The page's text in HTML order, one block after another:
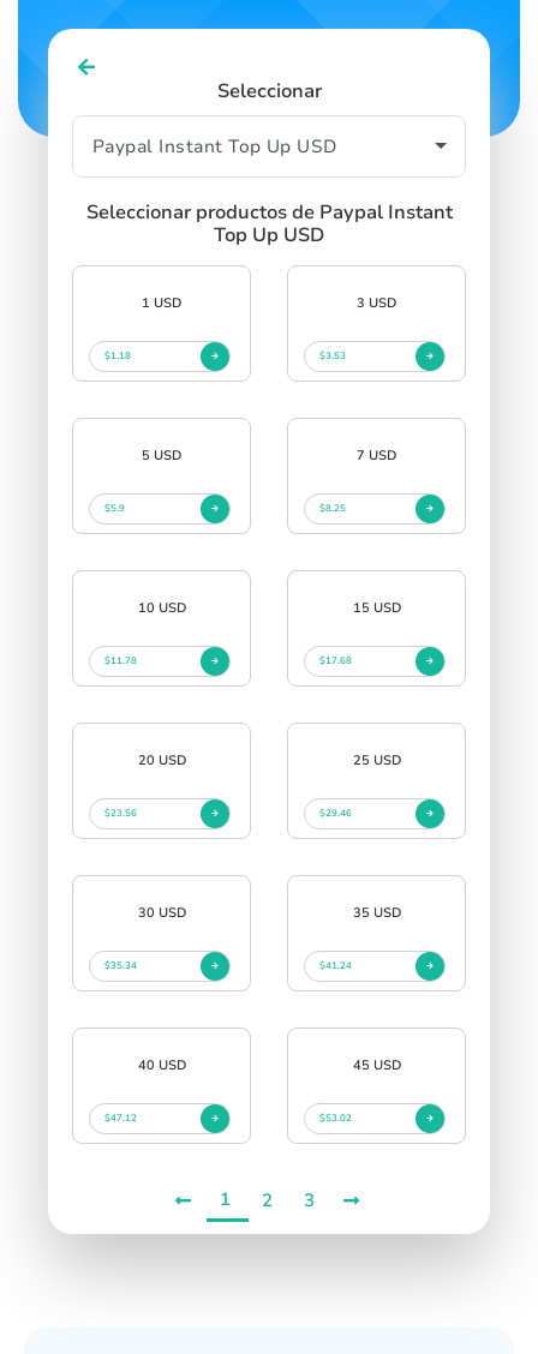
Seleccionar
Seleccionar productos de Paypal Instant
Top Up USD
1 USD
$1.18
3 USD
$3.53
5 USD
$5.9
7 USD
$8.25
10 USD
$11.78
15 USD
$17.68
20 USD
$23.56
25 USD
$29.46
30 USD
$35.34
35 USD
$41.24
40 USD
$47.12
45 USD
$53.02
1 2 3